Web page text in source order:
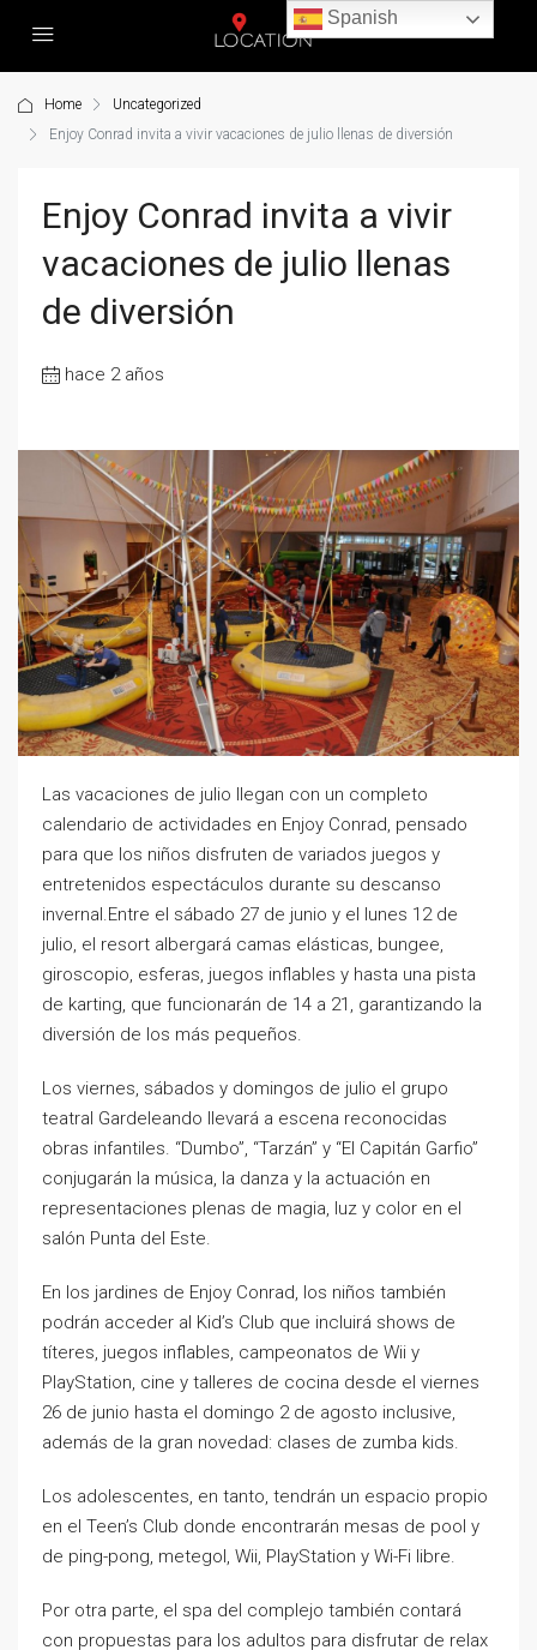
Home
Uncategorized
Enjoy Conrad invita a vivir vacaciones de julio llenas de diversión
Enjoy Conrad invita a vivir
vacaciones de julio llenas
de diversión
hace 2 años
Las vacaciones de julio llegan con un completo
calendario de actividades en Enjoy Conrad, pensado
para que los niños disfruten de variados juegos y
entretenidos espectáculos durante su descanso
invernal.Entre el sábado 27 de junio y el lunes 12 de
julio, el resort albergará camas elásticas, bungee,
giroscopio, esferas, juegos inflables y hasta una pista
de karting, que funcionarán de 14 a 21, garantizando la
diversión de los más pequeños.
Los viernes, sábados y domingos de julio el grupo
teatral Gardeleando llevará a escena reconocidas
obras infantiles. “Dumbo”, “Tarzán” y “El Capitán Garfio”
conjugarán la música, la danza y la actuación en
representaciones plenas de magia, luz y color en el
salón Punta del Este.
En los jardines de Enjoy Conrad, los niños también
podrán acceder al Kid’s Club que incluirá shows de
títeres, juegos inflables, campeonatos de Wii y
PlayStation, cine y talleres de cocina desde el viernes
26 de junio hasta el domingo 2 de agosto inclusive,
además de la gran novedad: clases de zumba kids.
Los adolescentes, en tanto, tendrán un espacio propio
en el Teen’s Club donde encontrarán mesas de pool y
de ping-pong, metegol, Wii, PlayStation y Wi-Fi libre.
Por otra parte, el spa del complejo también contará
con propuestas para los adultos para disfrutar de relax
Spanish